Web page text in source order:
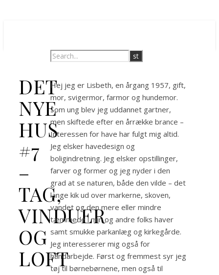
DET
NYE
HUS
#7
–
TAG,
VINDUER
OG
LOFT
Hej jeg er Lisbeth, en årgang 1957, gift,
mor, svigermor, farmor og hundemor.
Som ung blev jeg uddannet gartner,
men skiftede efter en årrække brance –
Interessen for have har fulgt mig altid.
Jeg elsker havedesign og
boligindretning. Jeg elsker opstillinger,
farver og former og jeg nyder i den
grad at se naturen, både den vilde – det
lange kik ud over markerne, skoven,
vandet og den mere eller mindre
tæmmede i min og andre folks haver
samt smukke parkanlæg og kirkegårde.
Jeg interesserer mig også for
håndarbejde. Først og fremmest syr jeg
tøj til børnebørnene, men også til